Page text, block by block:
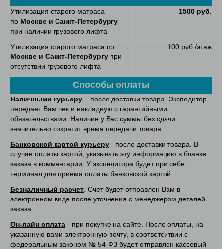
Утилизация старого матраса
по Москве и Санкт-Петербургу
при наличии грузового лифта
1500 руб.
Утилизация старого матраса по
Москве и Санкт-Петербургу при
отсутствии грузового лифта
100 руб./этаж
Способы оплаты
Наличными курьеру – после доставки товара. Экспедитор
передает Вам чек и накладную с гарантийными
обязательствами. Наличие у Вас суммы без сдачи
значительно сократит время передачи товара.
Банковской картой курьеру - после доставки товара. В
случае оплаты картой, указывать эту информацию в бланке
заказа в комментарии. У экспедитора будет при себе
терминал для приема оплаты банковской картой.
Безналичный расчет . Счет будет отправлен Вам в
электронном виде после уточнения с менеджером деталей
заказа.
Он-лайн оплата - при покупке на сайте. После оплаты, на
указанную вами электронную почту, в соответситвии с
федеральным законом № 54-ФЗ будет отправлен кассовый